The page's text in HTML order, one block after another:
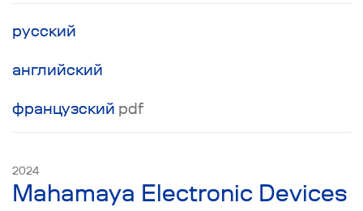
русский
английский
французский pdf
Mahamaya Electronic Devices
2024